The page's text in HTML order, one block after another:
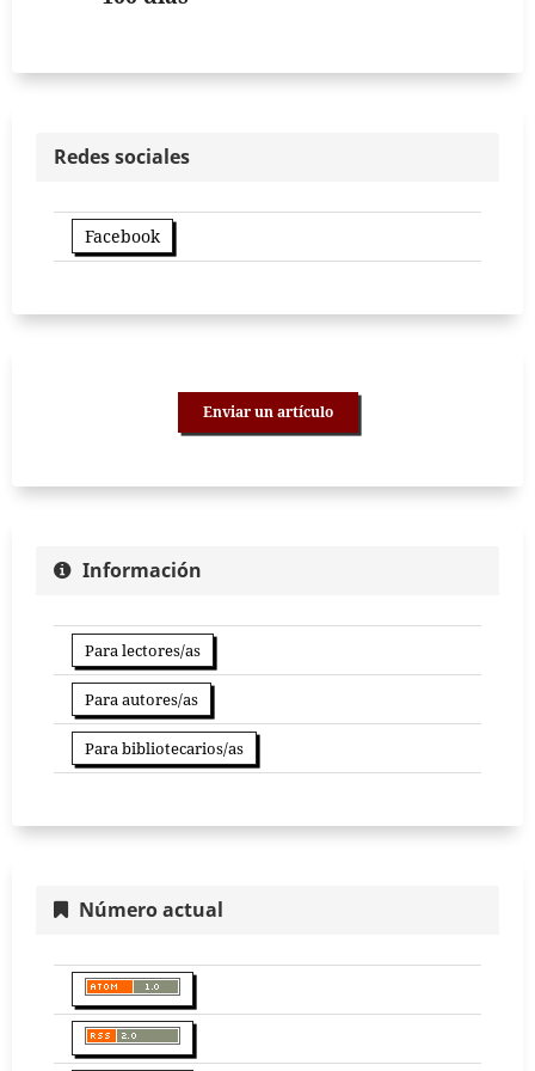
Redes sociales
Facebook
Enviar un artículo
Información
Para lectores/as
Para autores/as
Para bibliotecarios/as
Número actual